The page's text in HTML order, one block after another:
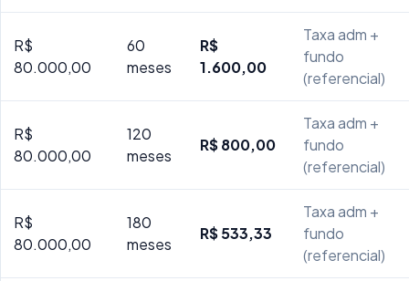
R$
80.000,00
60
meses
R$
1.600,00
Taxa adm +
fundo
(referencial)
R$
80.000,00
120
meses
R$ 800,00
Taxa adm +
fundo
(referencial)
R$
80.000,00
180
meses
R$ 533,33
Taxa adm +
fundo
(referencial)